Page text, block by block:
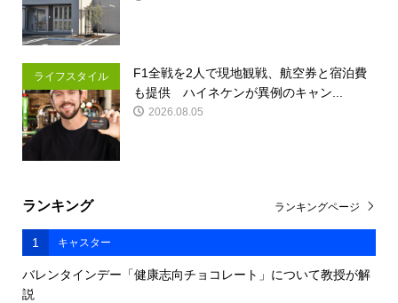
ライフスタイル
F1全戦を2人で現地観戦、航空券と宿泊費
も提供 ハイネケンが異例のキャン...
2026.08.05
ランキング
1 キャスター
バレンタインデー「健康志向チョコレート」について教授が解
説
ランキングページ